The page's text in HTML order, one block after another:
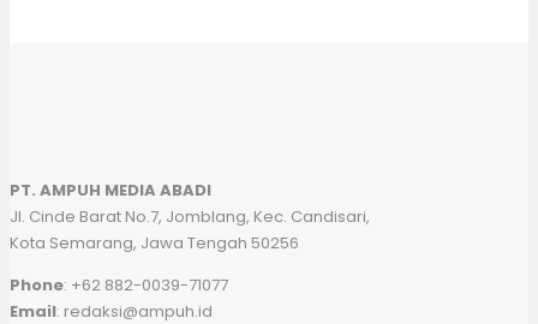
PT. AMPUH MEDIA ABADI
Jl. Cinde Barat No.7, Jomblang, Kec. Candisari,
Kota Semarang, Jawa Tengah 50256
Phone: +62 882-0039-71077
Email: redaksi@ampuh.id